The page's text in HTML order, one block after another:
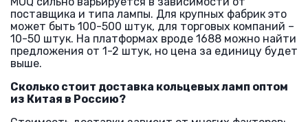
поставщика и типа лампы. Для крупных фабрик это
может быть 100-500 штук, для торговых компаний –
10-50 штук. На платформах вроде 1688 можно найти
предложения от 1-2 штук, но цена за единицу будет
выше.
Сколько стоит доставка кольцевых ламп оптом
из Китая в Россию?